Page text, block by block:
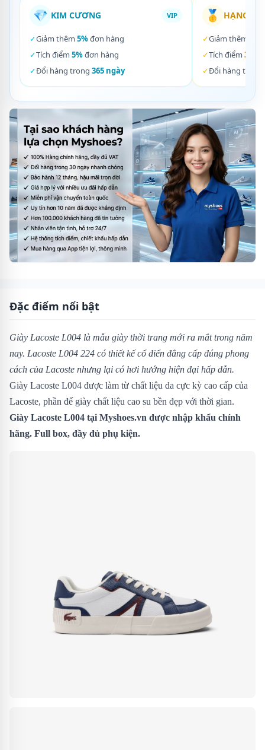
💎 KIM CƯƠNG VIP
✓Giảm thêm 5%đơn hàng
✓Tích điểm 5%đơn hàng
✓Đổi hàng trong 365 ngày
🥇 HẠNG
✓Giảm thêm
✓Tích điểm 3%
✓Đổi hàng trong
Đặc điểm nổi bật
Giày Lacoste L004 là mẫu giày thời trang mới ra mắt trong năm
nay. Lacoste L004 224 có thiết kế cổ điển đẳng cấp đúng phong
cách của Lacoste nhưng lại có hơi hướng hiện đại hấp dẫn.
Giày Lacoste L004 được làm từ chất liệu da cực kỳ cao cấp của
Lacoste, phần đế giày chất liệu cao su bền đẹp với thời gian.
Giày Lacoste L004 tại Myshoes.vn được nhập khẩu chính
hãng. Full box, đầy đủ phụ kiện.